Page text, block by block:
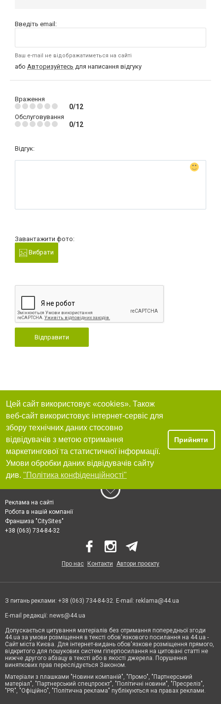
Введіть email:
Ваш e-mail не відображатиметься на сайті
або Авторизуйтесь для написання відгуку
Враження
0/12
Обслуговування
0/12
Відгук:
Завантажити фото:
Вибрати
Відправити
Цей сайт використовує «cookies». Також
веб-сайт використовує інтернет-сервіс для
збору технічних даних стосовно
відвідувачів з метою отримання
маркетингової та статистичної інформації.
Умови обробки даних відвідувачів сайту
див. "Політика конфіденційності"
Прийняти
Реклама на сайті
Робота в нашій компанії
Франшиза "CitySites"
+38 (063) 734-84-32
Про нас Контакти Автори проєкту
З питань реклами: +38 (063) 734-84-32. E-mail: reklama@44.ua
E-mail редакції: news@44.ua
Допускається цитування матеріалів без отримання попередньої згоди
44.ua за умови розміщення в тексті обов'язкового посилання на 44.ua -
Сайт міста Києва. Для інтернет-видань обов'язкове розміщення прямого,
відкритого для пошукових систем гіперпосилання на цитовані статті не
нижче другого абзацу в тексті або в якості джерела. Порушення
виняткових прав переслідується Законом.
Матеріали з плашками "Новини компаній", "Промо", "Партнерський
матеріал", "Партнерський спецпроєкт", "Політичні новини", "Пресреліз",
"PR", "Офіційно", "Політична реклама" публікуються на правах реклами.